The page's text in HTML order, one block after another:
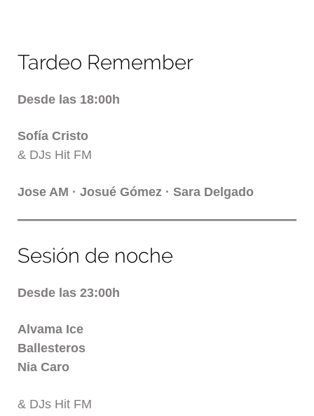
Tardeo Remember
Desde las 18:00h
Sofía Cristo
& DJs Hit FM
Jose AM · Josué Gómez · Sara Delgado
Sesión de noche
Desde las 23:00h
Alvama Ice
Ballesteros
Nia Caro
& DJs Hit FM